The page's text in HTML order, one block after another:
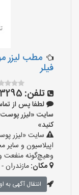
مطب لیزر
فیلر
تلفن:
لطفا پس از
کنید»
سایت «لیزر
اپیلاسیون و
وهیچ‌گونه منفعت
مکان:مازندران
انتقال آگهی به